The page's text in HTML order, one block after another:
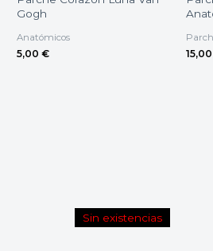
Gogh
Anatómicos
5,00 € 15,00
Sin existencias